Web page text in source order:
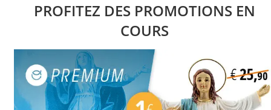
PROFITEZ DES PROMOTIONS EN
COURS